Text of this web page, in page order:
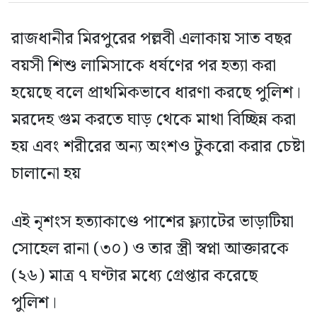
রাজধানীর মিরপুরের পল্লবী এলাকায় সাত বছর
বয়সী শিশু লামিসাকে ধর্ষণের পর হত্যা করা
হয়েছে বলে প্রাথমিকভাবে ধারণা করছে পুলিশ।
মরদেহ গুম করতে ঘাড় থেকে মাথা বিচ্ছিন্ন করা
হয় এবং শরীরের অন্য অংশও টুকরো করার চেষ্টা
চালানো হয়
এই নৃশংস হত্যাকাণ্ডে পাশের ফ্ল্যাটের ভাড়াটিয়া
সোহেল রানা (৩০) ও তার স্ত্রী স্বপ্না আক্তারকে
(২৬) মাত্র ৭ ঘণ্টার মধ্যে গ্রেপ্তার করেছে
পুলিশ।